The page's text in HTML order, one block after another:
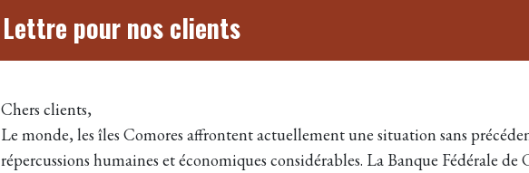
Lettre pour nos clients
Chers clients,
Le monde, les îles Comores affrontent actuellement une situation sans
répercussions humaines et économiques considérables. La Banque Fédérale de